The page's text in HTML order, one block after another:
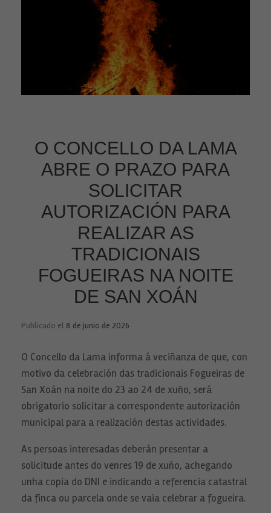
O CONCELLO DA LAMA
ABRE O PRAZO PARA
SOLICITAR
AUTORIZACIÓN PARA
REALIZAR AS
TRADICIONAIS
FOGUEIRAS NA NOITE
DE SAN XOÁN
Publicado el 8 de junio de 2026
O Concello da Lama informa á veciñanza de que, con
motivo da celebración das tradicionais Fogueiras de
San Xoán na noite do 23 ao 24 de xuño, será
obrigatorio solicitar a correspondente autorización
municipal para a realización destas actividades.
As persoas interesadas deberán presentar a
solicitude antes do venres 19 de xuño, achegando
unha copia do DNI e indicando a referencia catastral
da finca ou parcela onde se vaia celebrar a fogueira.